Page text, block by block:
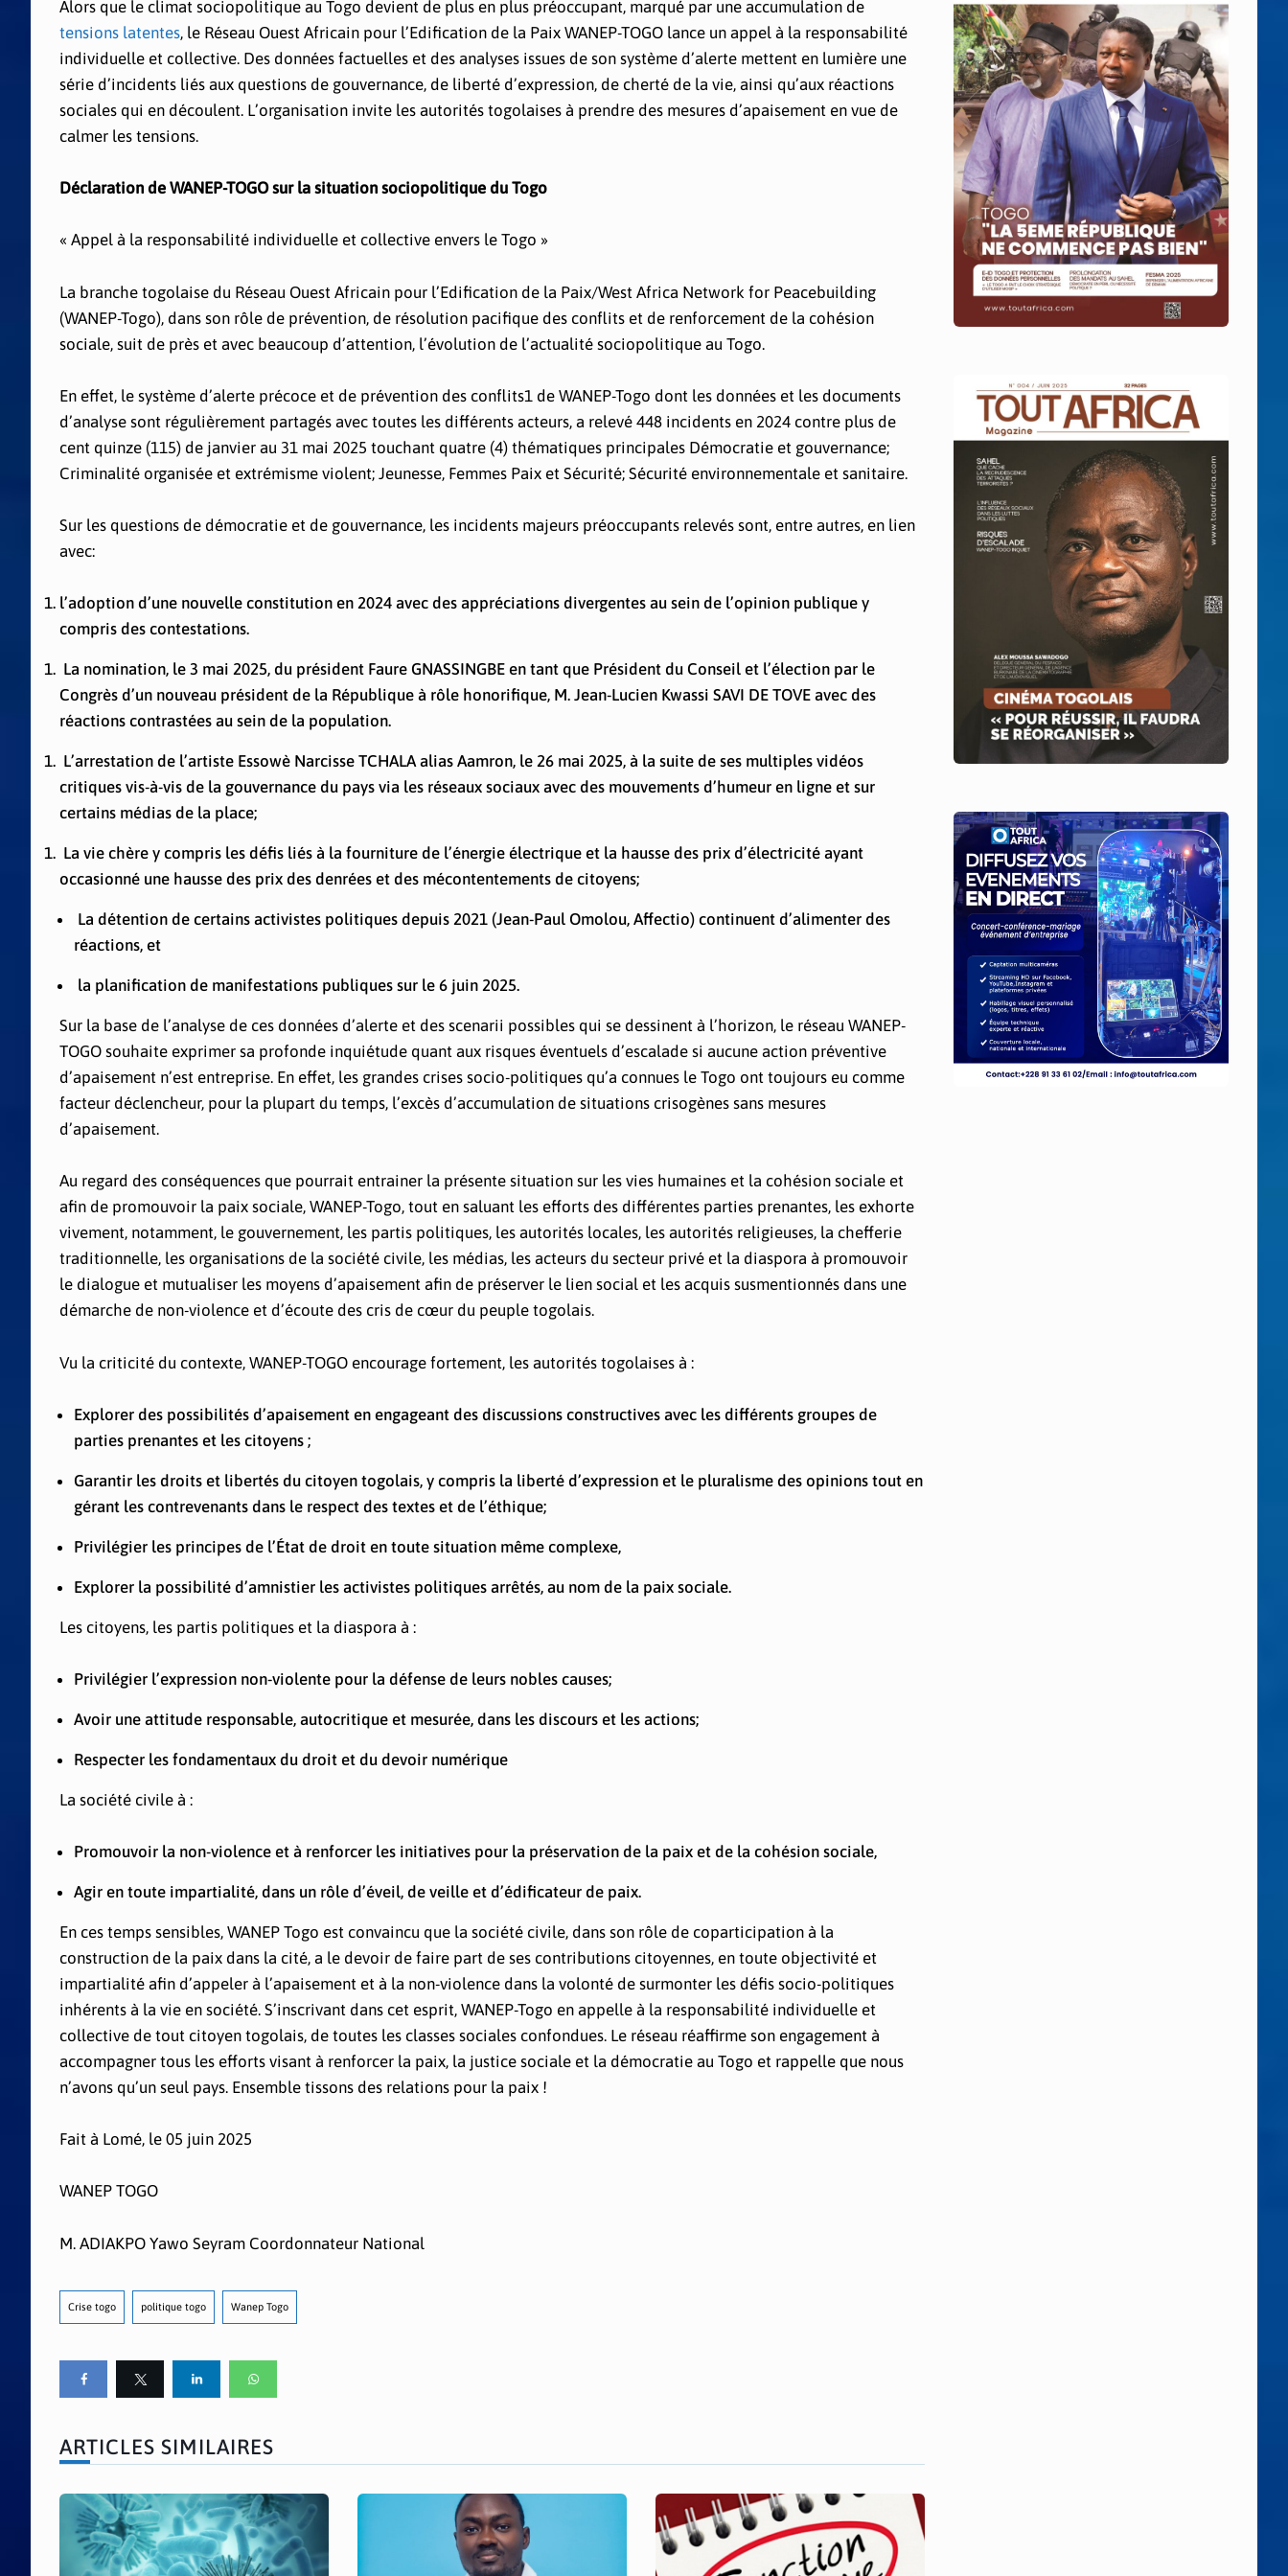
Alors que le climat sociopolitique au Togo devient de plus en plus préoccupant, marqué par une accumulation de
tensions latentes, le Réseau Ouest Africain pour l’Edification de la Paix WANEP-TOGO lance un appel à la responsabilité
individuelle et collective. Des données factuelles et des analyses issues de son système d’alerte mettent en lumière une
série d’incidents liés aux questions de gouvernance, de liberté d’expression, de cherté de la vie, ainsi qu’aux réactions
sociales qui en découlent. L’organisation invite les autorités togolaises à prendre des mesures d’apaisement en vue de
calmer les tensions.
Déclaration de WANEP-TOGO sur la situation sociopolitique du Togo
« Appel à la responsabilité individuelle et collective envers le Togo »
La branche togolaise du Réseau Ouest Africain pour l’Edification de la Paix/West Africa Network for Peacebuilding
(WANEP-Togo), dans son rôle de prévention, de résolution pacifique des conflits et de renforcement de la cohésion
sociale, suit de près et avec beaucoup d’attention, l’évolution de l’actualité sociopolitique au Togo.
En effet, le système d’alerte précoce et de prévention des conflits1 de WANEP-Togo dont les données et les documents
d’analyse sont régulièrement partagés avec toutes les différents acteurs, a relevé 448 incidents en 2024 contre plus de
cent quinze (115) de janvier au 31 mai 2025 touchant quatre (4) thématiques principales Démocratie et gouvernance;
Criminalité organisée et extrémisme violent; Jeunesse, Femmes Paix et Sécurité; Sécurité environnementale et sanitaire.
Sur les questions de démocratie et de gouvernance, les incidents majeurs préoccupants relevés sont, entre autres, en lien
avec:
l’adoption d’une nouvelle constitution en 2024 avec des appréciations divergentes au sein de l’opinion publique y
compris des contestations.
La nomination, le 3 mai 2025, du président Faure GNASSINGBE en tant que Président du Conseil et l’élection par le
Congrès d’un nouveau président de la République à rôle honorifique, M. Jean-Lucien Kwassi SAVI DE TOVE avec des
réactions contrastées au sein de la population.
L’arrestation de l’artiste Essowè Narcisse TCHALA alias Aamron, le 26 mai 2025, à la suite de ses multiples vidéos
critiques vis-à-vis de la gouvernance du pays via les réseaux sociaux avec des mouvements d’humeur en ligne et sur
certains médias de la place;
La vie chère y compris les défis liés à la fourniture de l’énergie électrique et la hausse des prix d’électricité ayant
occasionné une hausse des prix des denrées et des mécontentements de citoyens;
La détention de certains activistes politiques depuis 2021 (Jean-Paul Omolou, Affectio) continuent d’alimenter des
réactions, et
la planification de manifestations publiques sur le 6 juin 2025.
Sur la base de l’analyse de ces données d’alerte et des scenarii possibles qui se dessinent à l’horizon, le réseau WANEP-
TOGO souhaite exprimer sa profonde inquiétude quant aux risques éventuels d’escalade si aucune action préventive
d’apaisement n’est entreprise. En effet, les grandes crises socio-politiques qu’a connues le Togo ont toujours eu comme
facteur déclencheur, pour la plupart du temps, l’excès d’accumulation de situations crisogènes sans mesures
d’apaisement.
Au regard des conséquences que pourrait entrainer la présente situation sur les vies humaines et la cohésion sociale et
afin de promouvoir la paix sociale, WANEP-Togo, tout en saluant les efforts des différentes parties prenantes, les exhorte
vivement, notamment, le gouvernement, les partis politiques, les autorités locales, les autorités religieuses, la chefferie
traditionnelle, les organisations de la société civile, les médias, les acteurs du secteur privé et la diaspora à promouvoir
le dialogue et mutualiser les moyens d’apaisement afin de préserver le lien social et les acquis susmentionnés dans une
démarche de non-violence et d’écoute des cris de cœur du peuple togolais.
Vu la criticité du contexte, WANEP-TOGO encourage fortement, les autorités togolaises à :
Explorer des possibilités d’apaisement en engageant des discussions constructives avec les différents groupes de
parties prenantes et les citoyens ;
Garantir les droits et libertés du citoyen togolais, y compris la liberté d’expression et le pluralisme des opinions tout en
gérant les contrevenants dans le respect des textes et de l’éthique;
Privilégier les principes de l’État de droit en toute situation même complexe,
Explorer la possibilité d’amnistier les activistes politiques arrêtés, au nom de la paix sociale.
Les citoyens, les partis politiques et la diaspora à :
Privilégier l’expression non-violente pour la défense de leurs nobles causes;
Avoir une attitude responsable, autocritique et mesurée, dans les discours et les actions;
Respecter les fondamentaux du droit et du devoir numérique
La société civile à :
Promouvoir la non-violence et à renforcer les initiatives pour la préservation de la paix et de la cohésion sociale,
Agir en toute impartialité, dans un rôle d’éveil, de veille et d’édificateur de paix.
En ces temps sensibles, WANEP Togo est convaincu que la société civile, dans son rôle de coparticipation à la
construction de la paix dans la cité, a le devoir de faire part de ses contributions citoyennes, en toute objectivité et
impartialité afin d’appeler à l’apaisement et à la non-violence dans la volonté de surmonter les défis socio-politiques
inhérents à la vie en société. S’inscrivant dans cet esprit, WANEP-Togo en appelle à la responsabilité individuelle et
collective de tout citoyen togolais, de toutes les classes sociales confondues. Le réseau réaffirme son engagement à
accompagner tous les efforts visant à renforcer la paix, la justice sociale et la démocratie au Togo et rappelle que nous
n’avons qu’un seul pays. Ensemble tissons des relations pour la paix !
Fait à Lomé, le 05 juin 2025
WANEP TOGO
M. ADIAKPO Yawo Seyram Coordonnateur National
Crise togo politique togo Wanep Togo
ARTICLES SIMILAIRES